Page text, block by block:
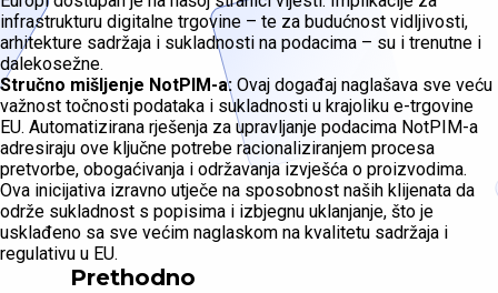
infrastrukturu digitalne trgovine – te za budućnost vidljivosti,
arhitekture sadržaja i sukladnosti na podacima – su i trenutne i
dalekosežne.
Stručno mišljenje NotPIM-a: Ovaj događaj naglašava sve veću
važnost točnosti podataka i sukladnosti u krajoliku e-trgovine
EU. Automatizirana rješenja za upravljanje podacima NotPIM-a
adresiraju ove ključne potrebe racionaliziranjem procesa
pretvorbe, obogaćivanja i održavanja izvješća o proizvodima.
Ova inicijativa izravno utječe na sposobnost naših klijenata da
održe sukladnost s popisima i izbjegnu uklanjanje, što je
usklađeno sa sve većim naglaskom na kvalitetu sadržaja i
regulativu u EU.
Prethodno